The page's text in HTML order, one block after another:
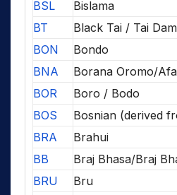
BSL
Bislama
BT
Black Tai / Tai Dam
BON
Bondo
BNA
Borana Oromo/
BOR
Boro / Bodo
BOS
Bosnian (derived
BRA
Brahui
BB
Braj Bhasa/Braj
BRU
Bru